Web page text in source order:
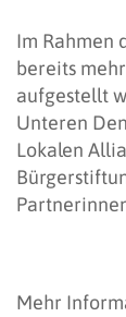
Im Rahmen
bereits
aufgestellt
Unteren
Lokalen
Mehr